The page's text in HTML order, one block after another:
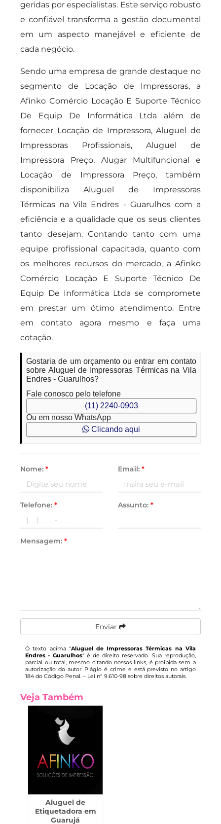
geridas por especialistas. Este serviço robusto
e confiável transforma a gestão documental
em um aspecto manejável e eficiente de
cada negócio.
Sendo uma empresa de grande destaque no
segmento de Locação de Impressoras, a
Afinko Comércio Locação E Suporte Técnico
De Equip De Informática Ltda além de
fornecer Locação de Impressora, Aluguel de
Impressoras Profissionais, Aluguel de
Impressora Preço, Alugar Multifuncional e
Locação de Impressora Preço, também
disponibiliza Aluguel de Impressoras
Térmicas na Vila Endres - Guarulhos com a
eficiência e a qualidade que os seus clientes
tanto desejam. Contando tanto com uma
equipe profissional capacitada, quanto com
os melhores recursos do mercado, a Afinko
Comércio Locação E Suporte Técnico De
Equip De Informática Ltda se compromete
em prestar um ótimo atendimento. Entre
em contato agora mesmo e faça uma
cotação.
Gostaria de um orçamento ou entrar em contato
sobre Aluguel de Impressoras Térmicas na Vila
Endres - Guarulhos?
Fale conosco pelo telefone
(11) 2240-0903
Ou em nosso WhatsApp
Clicando aqui
Nome:* Email: *
Telefone:* Assunto: *
Mensagem:*
Enviar
O texto acima "Aluguel de Impressoras Térmicas na Vila
Endres - Guarulhos" é de direito reservado. Sua reprodução,
parcial ou total, mesmo citando nossos links, é proibida sem a
autorização do autor. Plágio é crime e está previsto no artigo
184 do Código Penal. – Lei n° 9.610-98 sobre direitos autorais.
Veja Também
Aluguel de
Etiquetadora em
Guarujá